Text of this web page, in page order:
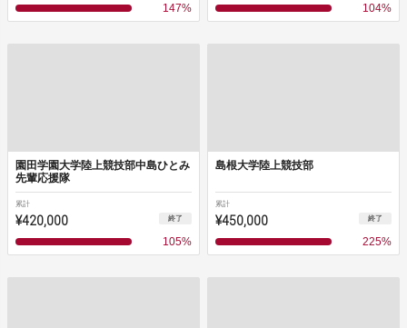
147% 104%
園田学園大学陸上競技部中島ひとみ
先輩応援隊
累計
¥420,000 終了
105%
島根大学陸上競技部
累計
¥450,000 終了
225%